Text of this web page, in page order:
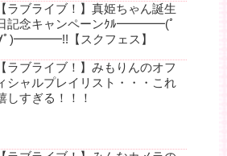
【ラブライブ！】真姫ちゃん誕生
記念キャンペーンｸﾙ━━━━(ﾟ
ﾟ)━━━━!!【スクフェス】
【ラブライブ！】みもりんのオフ
シャルプレイリスト・・・これ
しすぎる！！！